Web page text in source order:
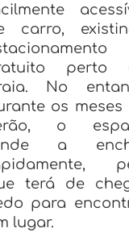
carro,
perto
No
os meses
o
a
terá de
para
lugar.